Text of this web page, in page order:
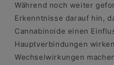
Während noch weiter
Erkenntnisse darauf hin,
Cannabinoide einen
Hauptverbindungen
Wechselwirkungen